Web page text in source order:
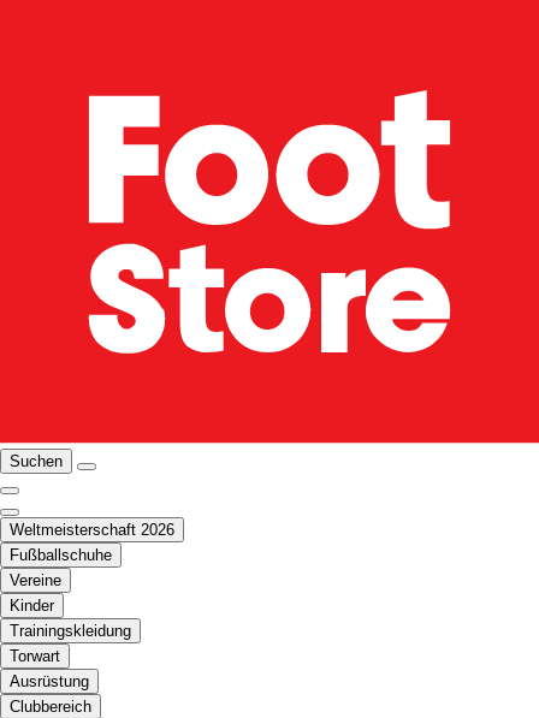
Suchen
Weltmeisterschaft 2026
Fußballschuhe
Vereine
Kinder
Trainingskleidung
Torwart
Ausrüstung
Clubbereich